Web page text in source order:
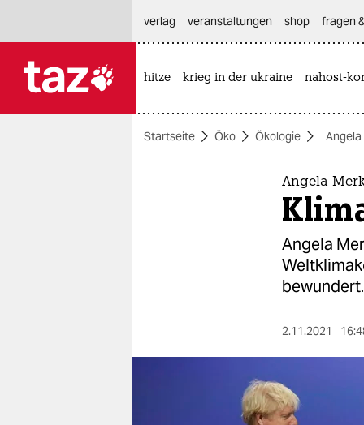
themen
verlag
veranstaltungen shop fragen
hitze krieg in der ukraine nahost-
Startseite Öko Ökologie
Angela
Angela
bewundert.
2.11.2021